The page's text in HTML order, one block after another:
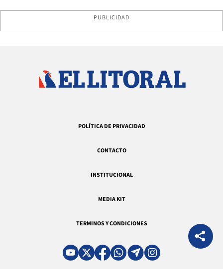
PUBLICIDAD
POLÍTICA DE PRIVACIDAD
CONTACTO
INSTITUCIONAL
MEDIA KIT
TERMINOS Y CONDICIONES